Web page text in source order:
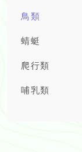
鳥類
蜻蜓
爬行類
哺乳類